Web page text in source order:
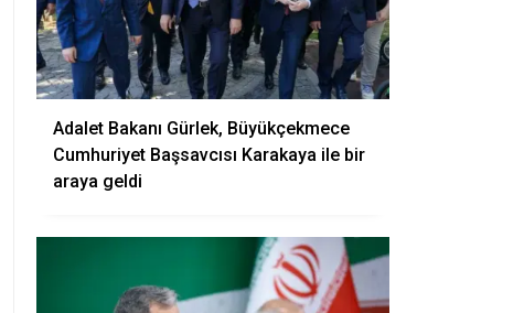
Adalet Bakanı Gürlek, Büyükçekmece
Cumhuriyet Başsavcısı Karakaya ile bir
araya geldi